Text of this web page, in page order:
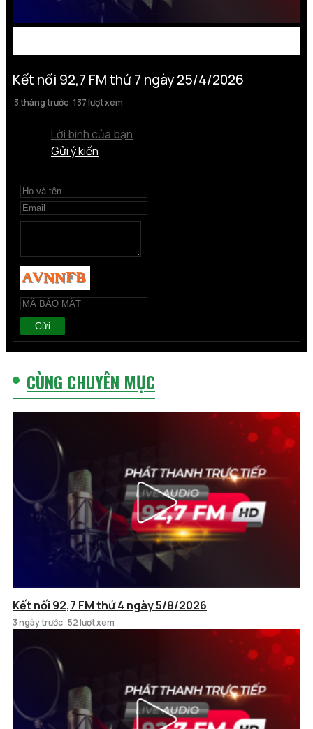
Kết nối 92,7 FM thứ 7 ngày 25/4/2026
3 tháng trước 137 lượt xem
Lời bình của bạn
Gửi ý kiến
Gửi
CÙNG CHUYÊN MỤC
Kết nối 92,7 FM thứ 4 ngày 5/8/2026
3 ngày trước 52 lượt xem